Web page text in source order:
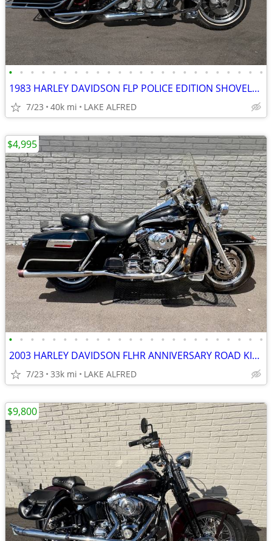
• • • • • • • • • • • • • • • • • • • • • • • •
1983 HARLEY DAVIDSON FLP POLICE EDITION SHOVELHEAD
7/23 40k mi LAKE ALFRED
• • • • • • • • • • • • • • • • • • • • • • • •
2003 HARLEY DAVIDSON FLHR ANNIVERSARY ROAD KING
7/23 33k mi LAKE ALFRED
$4,995
$9,800